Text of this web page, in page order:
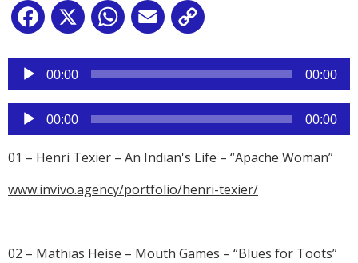
Facebook
X WhatsApp
Email
Reproductor
audio
00:00 00:00
Reproductor
de
audio
00:00 00:00
01 – Henri Texier – An Indian's Life – “Apache Woman”
www.invivo.agency/portfolio/henri-texier/
02 – Mathias Heise – Mouth Games – “Blues for Toots”